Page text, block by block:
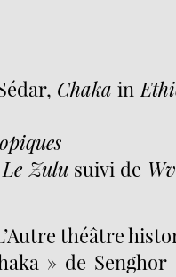
Chaka in
Le Zulusuivi de
théâtre
» de